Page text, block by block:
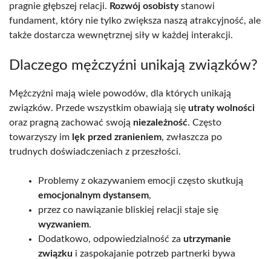
pragnie głębszej relacji. Rozwój osobistystanowi
fundament, który nie tylko zwiększa naszą atrakcyjność, ale
także dostarcza wewnętrznej siły w każdej interakcji.
Dlaczego mężczyźni unikają związków?
Mężczyźni mają wiele powodów, dla których unikają
związków. Przede wszystkim obawiają się utraty wolności
oraz pragną zachować swoją niezależność. Często
towarzyszy im lęk przed zranieniem, zwłaszcza po
trudnych doświadczeniach z przeszłości.
Problemy z okazywaniem emocji często skutkują
emocjonalnym dystansem,
przez co nawiązanie bliskiej relacji staje się
wyzwaniem.
Dodatkowo, odpowiedzialność za utrzymanie
związku i zaspokajanie potrzeb partnerki bywa